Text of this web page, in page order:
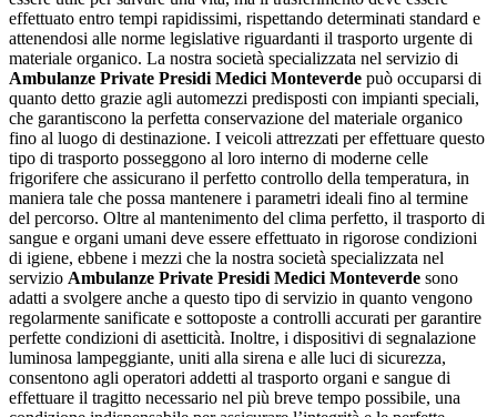
effettuato entro tempi rapidissimi, rispettando determinati standard e
attenendosi alle norme legislative riguardanti il trasporto urgente di
materiale organico. La nostra società specializzata nel servizio di
Ambulanze Private Presidi Medici Monteverde può occuparsi di
quanto detto grazie agli automezzi predisposti con impianti speciali,
che garantiscono la perfetta conservazione del materiale organico
fino al luogo di destinazione. I veicoli attrezzati per effettuare questo
tipo di trasporto posseggono al loro interno di moderne celle
frigorifere che assicurano il perfetto controllo della temperatura, in
maniera tale che possa mantenere i parametri ideali fino al termine
del percorso. Oltre al mantenimento del clima perfetto, il trasporto di
sangue e organi umani deve essere effettuato in rigorose condizioni
di igiene, ebbene i mezzi che la nostra società specializzata nel
servizio Ambulanze Private Presidi Medici Monteverde sono
adatti a svolgere anche a questo tipo di servizio in quanto vengono
regolarmente sanificate e sottoposte a controlli accurati per garantire
perfette condizioni di asetticità. Inoltre, i dispositivi di segnalazione
luminosa lampeggiante, uniti alla sirena e alle luci di sicurezza,
consentono agli operatori addetti al trasporto organi e sangue di
effettuare il tragitto necessario nel più breve tempo possibile, una